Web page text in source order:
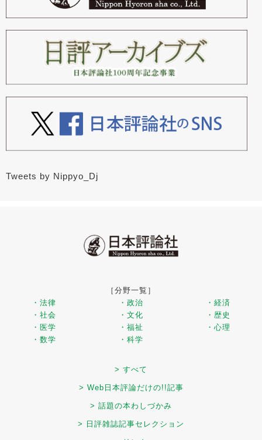
Tweets by Nippyo_Dj
［分野一覧］
・法律
・政治
・経済
・社会
・文化
・歴史
・医学
・福祉
・心理
・数学
・科学
> すべて
> Web日本評論だけの!!記事
> 話題の本わしづかみ
> 日評雑誌記事セレクション